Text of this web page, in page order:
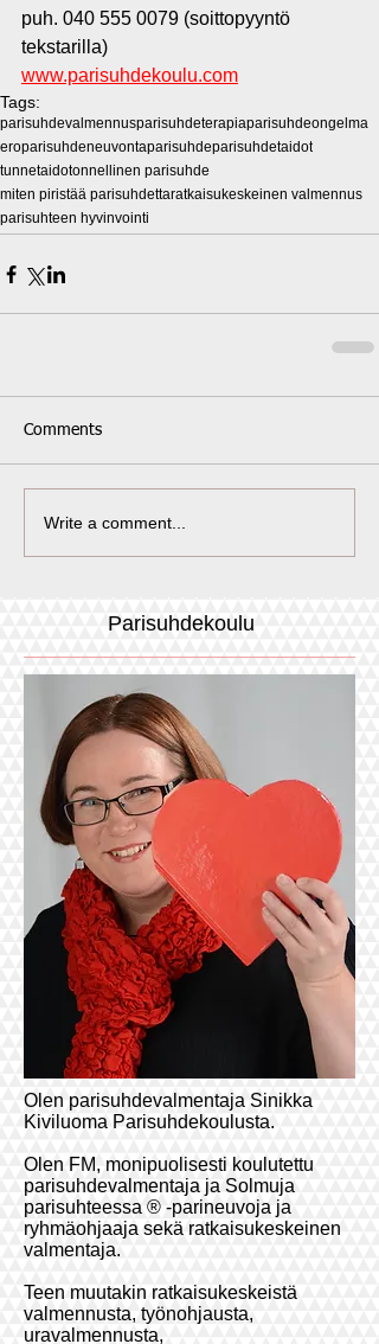
puh. 040 555 0079 (soittopyyntö
tekstarilla)
www.parisuhdekoulu.com
Tags:
parisuhdevalmennusparisuhdeterapiaparisuhdeongelma
eroparisuhdeneuvontaparisuhdeparisuhdetaidot
tunnetaidotonnellinen parisuhde
miten piristää parisuhdettaratkaisukeskeinen valmennus
parisuhteen hyvinvointi
Comments
Write a comment...
Parisuhdekoulu
Olen parisuhdevalmentaja Sinikka
Kiviluoma Parisuhdekoulusta.
Olen FM, monipuolisesti koulutettu
parisuhdevalmentaja ja Solmuja
parisuhteessa ® -parineuvoja ja
ryhmäohjaaja sekä ratkaisukeskeinen
valmentaja.
Teen muutakin ratkaisukeskeistä
valmennusta, työnohjausta,
uravalmennusta,